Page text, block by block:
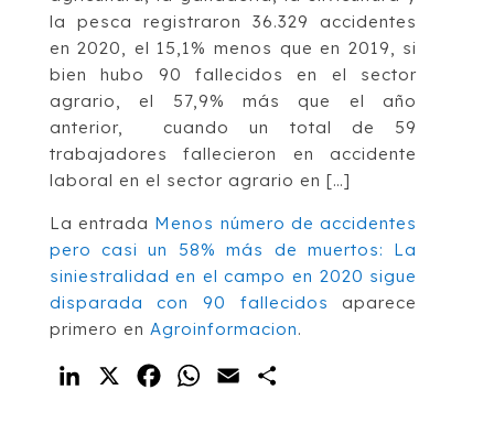
la pesca registraron 36.329 accidentes
en 2020, el 15,1% menos que en 2019, si
bien hubo 90 fallecidos en el sector
agrario, el 57,9% más que el año
anterior, cuando un total de 59
trabajadores fallecieron en accidente
laboral en el sector agrario en […]
La entrada Menos número de accidentes
pero casi un 58% más de muertos: La
siniestralidad en el campo en 2020 sigue
disparada con 90 fallecidos aparece
primero en Agroinformacion.
LinkedIn FacebookWhatsApp
Email